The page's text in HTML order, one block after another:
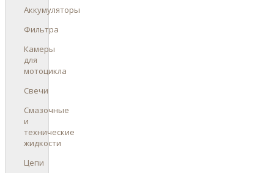
Аккумуляторы
Фильтра
Камеры
для
мотоцикла
Свечи
Смазочные
и
технические
жидкости
Цепи